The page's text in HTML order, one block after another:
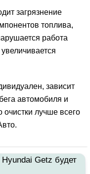
загрязнение
топлива,
работа
зависит
автомобиля и
очистки лучше всего
Getz будет